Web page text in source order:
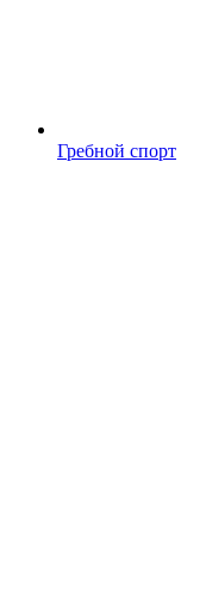
Гребной спорт